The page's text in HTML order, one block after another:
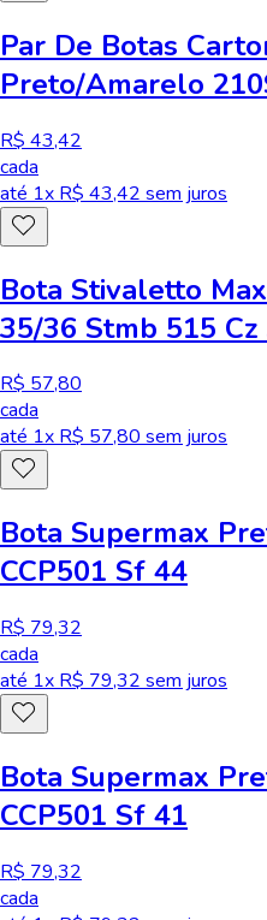
Par De Botas
Preto/Amarelo
R$ 43,42
cada
até 1x R$ 43,42 sem juros
Bota Stivaletto
35/36 Stmb 515 Cz
R$ 57,80
cada
até1x R$57,80sem juros
Bota Supermax
CCP501 Sf 44
R$ 79,32
cada
até 1x R$ 79,32 sem juros
Bota Supermax
CCP501 Sf 41
R$ 79,32
cada